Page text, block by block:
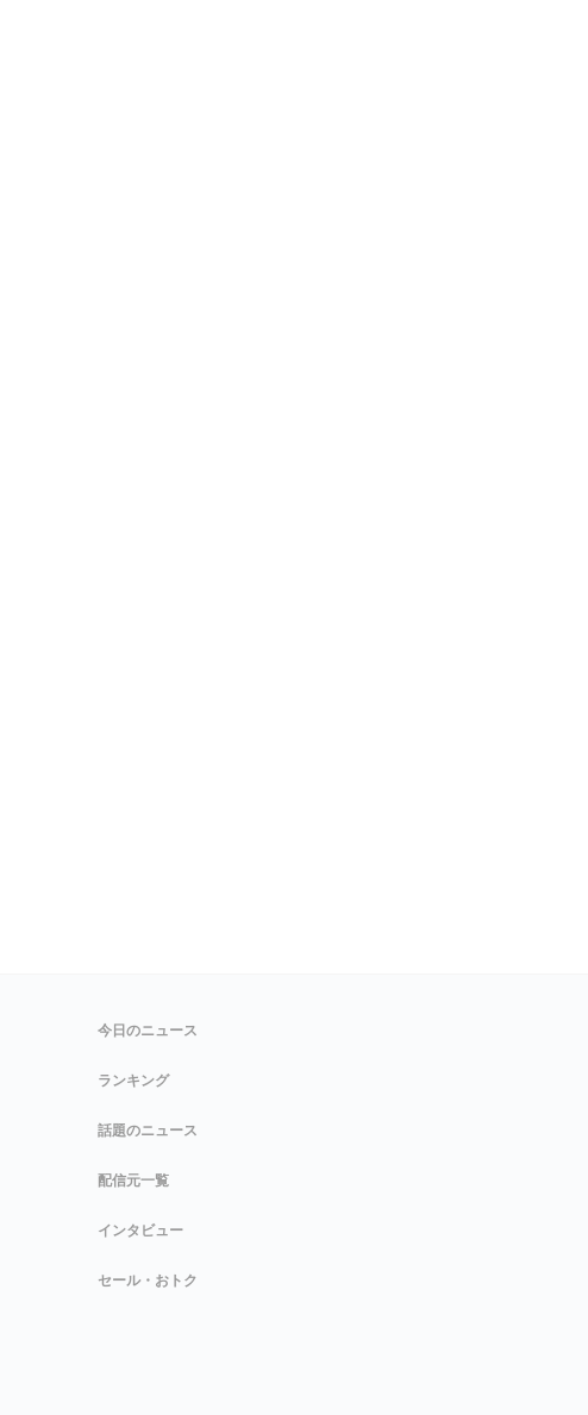
今日のニュース
ランキング
話題のニュース
配信元一覧
インタビュー
セール・おトク